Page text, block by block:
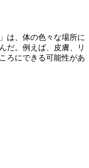
は、体の色々な場所に
だ。例えば、皮膚、リ
ろにできる可能性があ